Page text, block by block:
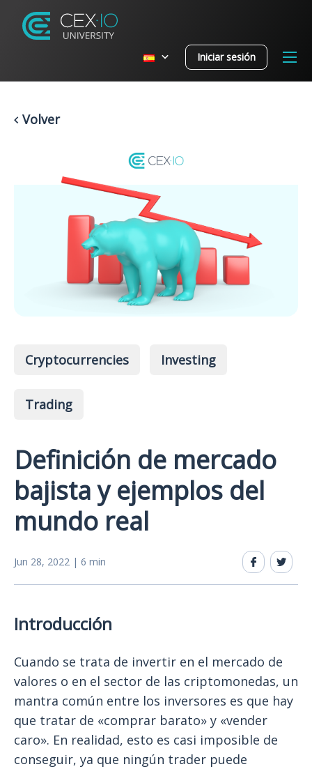
Iniciar sesión
Volver
Cryptocurrencies Investing
Trading
Definición de mercado
bajista y ejemplos del
mundo real
Jun 28, 2022 | 6 min
Introducción
Cuando se trata de invertir en el mercado de
valores o en el sector de las criptomonedas, un
mantra común entre los inversores es que hay
que tratar de «comprar barato» y «vender
caro». En realidad, esto es casi imposible de
conseguir, ya que ningún trader puede